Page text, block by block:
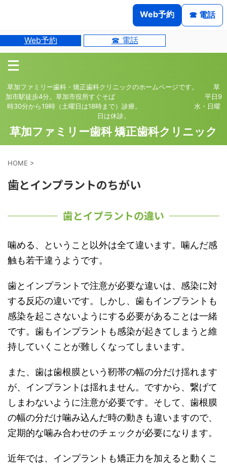
Web予約 ☎ 電話
Web予約 ☎ 電話
草加ファミリー歯科・矯正歯科クリニックのホームページです。 草
加市駅徒歩4分。草加市役所すぐそば 平日9
時30分から19時（土曜日は18時まで）診療。 水・日曜
日は休診。
草加ファミリー歯科 矯正歯科クリニック
HOME >
歯とインプラントのちがい
歯とイプラントの違い
噛める、ということ以外は全て違います。噛んだ感
触も若干違うようです。
歯とインプラントで注意が必要な違いは、感染に対
する反応の違いです。しかし、歯もインプラントも
感染を起こさないようにする必要があることは一緒
です。歯もインプラントも感染が起きてしまうと維
持していくことが難しくなってしまいます。
また、歯は歯根膜という靭帯の幅の分だけ揺れます
が、インプラントは揺れません。ですから、繋げて
しまわないように注意が必要です。そして、歯根膜
の幅の分だけ噛み込んだ時の動きも違いますので、
定期的な噛み合わせのチェックが必要になります。
近年では、インプラントも矯正力を加えると動くこ